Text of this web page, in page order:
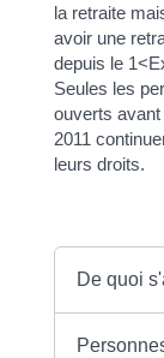
la retraite
avoir une
depuis le
Seules les
ouverts
2011
leurs droits.
De quoi